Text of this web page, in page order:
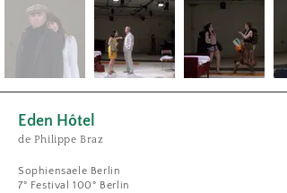
Eden Hôtel
de Philippe Braz
Sophiensaele Berlin
7° Festival 100° Berlin